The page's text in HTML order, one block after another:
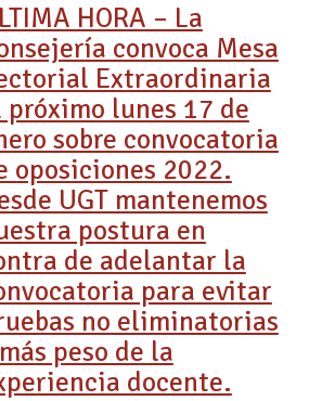
HORA – La
convoca Mesa
Extraordinaria
próximo lunes 17 de
sobre convocatoria
oposiciones 2022.
UGT mantenemos
postura en
de adelantar la
para evitar
no eliminatorias
peso de la
docente.